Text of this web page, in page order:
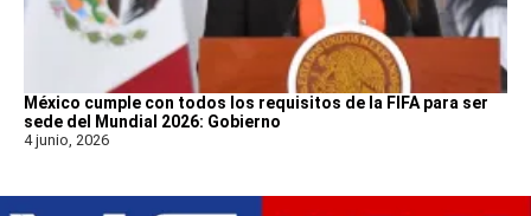
México cumple con todos los requisitos de la FIFA para ser
sede del Mundial 2026: Gobierno
4 junio, 2026